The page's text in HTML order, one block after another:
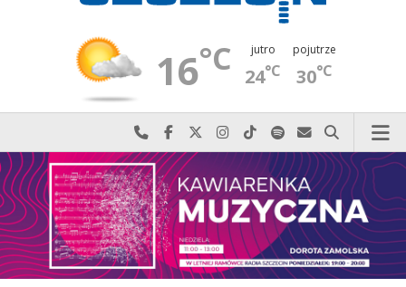
16°C jutro
24°C
pojutrze
30°C
Najlepiej po prostu do nas zadzwoń
Odwiedź nas na Facebook-u
Odwiedź nas na X
Odwiedź nas na Instagram-ie
Odwiedź nas na TikTok-u
Szukaj nas na Spotify
Wyślij do nas
Szukaj